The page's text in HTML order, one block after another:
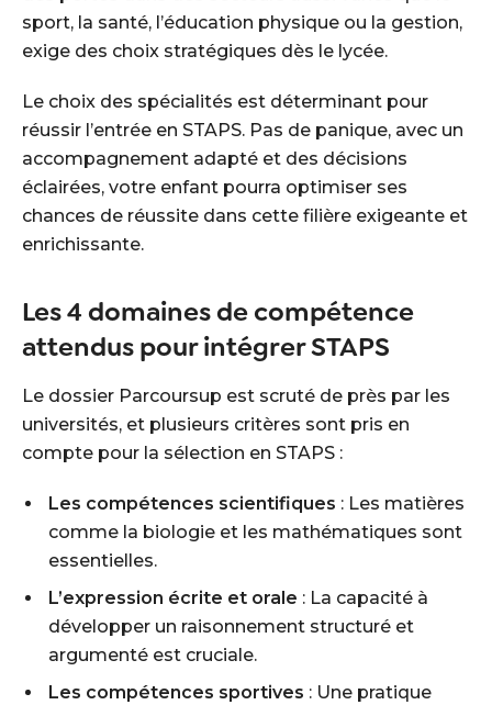
sport, la santé, l’éducation physique ou la gestion,
exige des choix stratégiques dès le lycée.
Le choix des spécialités est déterminant pour
réussir l’entrée en STAPS. Pas de panique, avec un
accompagnement adapté et des décisions
éclairées, votre enfant pourra optimiser ses
chances de réussite dans cette filière exigeante et
enrichissante.
Les 4 domaines de compétence
attendus pour intégrer STAPS
Le dossier Parcoursup est scruté de près par les
universités, et plusieurs critères sont pris en
compte pour la sélection en STAPS :
Les compétences scientifiques : Les matières
comme la biologie et les mathématiques sont
essentielles.
L’expression écrite et orale : La capacité à
développer un raisonnement structuré et
argumenté est cruciale.
Les compétences sportives : Une pratique